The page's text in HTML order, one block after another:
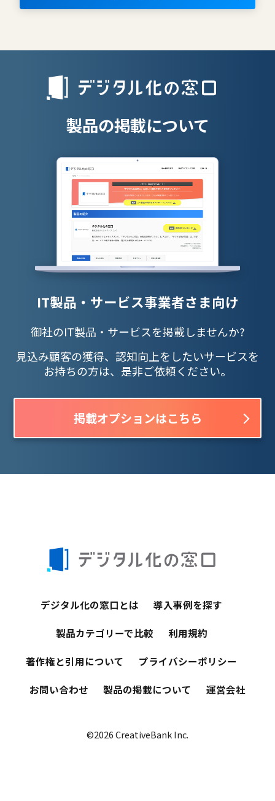
授業支援シス
製品の掲載について
IT製品・サービス事業者さま向け
御社のIT製品・サービスを掲載しませんか?
見込み顧客の獲得、認知向上をしたいサービスを
お持ちの方は、是非ご依頼ください。
掲載オプションはこちら
デジタル化の窓口とは 導入事例を探す
製品カテゴリーで比較 利用規約
著作権と引用について プライバシーポリシー
お問い合わせ 製品の掲載について 運営会社
©2026 CreativeBank Inc.